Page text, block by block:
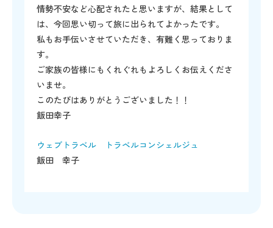
情勢不安など心配されたと思いますが、結果として
は、今回思い切って旅に出られてよかったです。
私もお手伝いさせていただき、有難く思っておりま
す。
ご家族の皆様にもくれぐれもよろしくお伝えくださ
いませ。
このたびはありがとうございました！！
飯田幸子
ウェブトラベル トラベルコンシェルジュ
飯田 幸子